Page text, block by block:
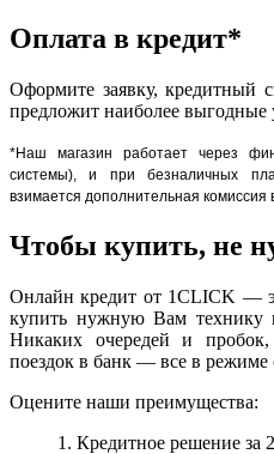
Оплата в кредит*
Оформите заявку, кредитный
предложит наиболее выгодные
*Наш магазин работает через
системы), и при безналичных
взимается дополнительная комиссия
Чтобы купить, не
Онлайн кредит от 1CLICK —
купить нужную Вам технику
Никаких очередей и
поездок в банк — все в режиме
Оцените наши преимущества:
1. Кредитное решение за